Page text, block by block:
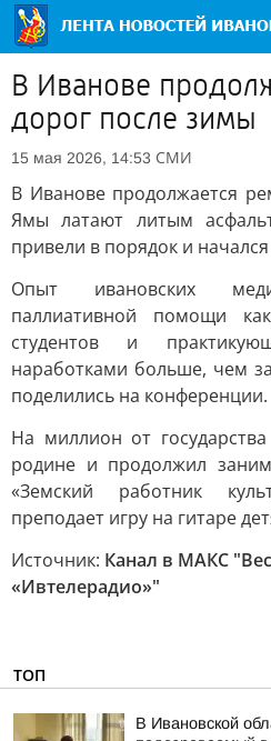
В Иванове
дорог после зимы
15 мая 2026, 14:53 СМИ
В Иванове продолжается
Ямы латают литым
привели в порядок и
Опыт ивановских
паллиативной помощи
студентов и
наработками больше, чем
поделились на конференции.
На миллион от
родине и продолжил
«Земский работник
преподает игру на гитаре
Источник: Канал в МАКС
«Ивтелерадио»"
ТОП
В Ивановской